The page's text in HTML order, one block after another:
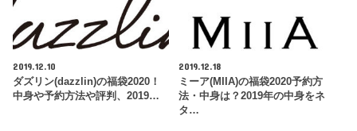
2019.12.10
ダズリン(dazzlin)の福袋2020！
中身や予約方法や評判、2019…
2019.12.18
ミーア(MIIA)の福袋2020予約方
法・中身は？2019年の中身をネ
タ…